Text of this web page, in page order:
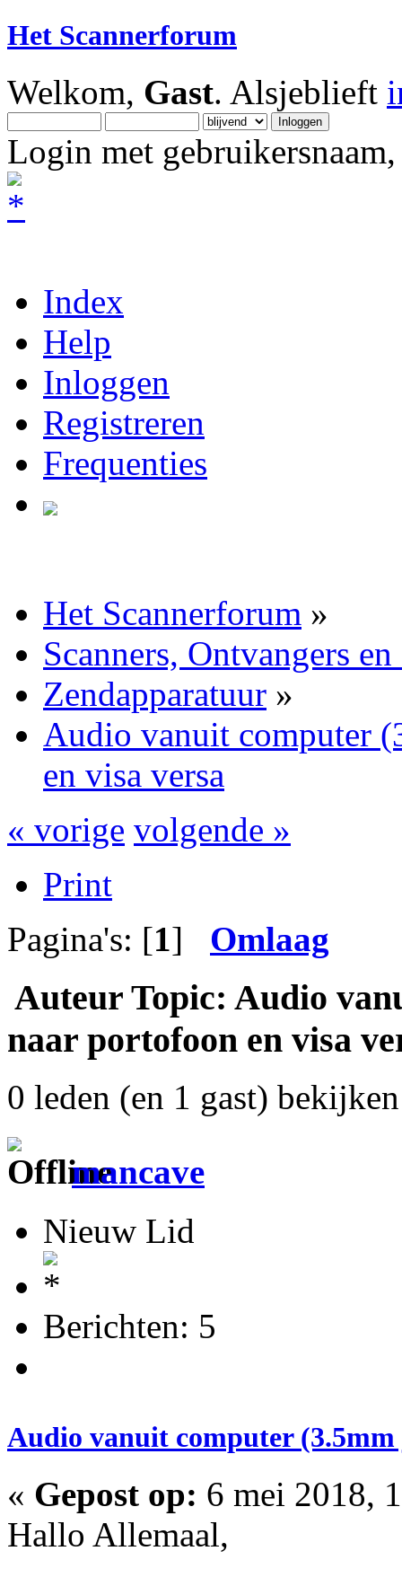
Het Scannerforum
Welkom, Gast. Alsjeblieft
Login met
Index
Help
Inloggen
Registreren
Frequenties
Het Scannerforum »
Scanners, Ontvangers
Zendapparatuur »
Audio vanuit computer
en visa versa
« vorige volgende »
Print
Pagina's: [1] Omlaag
Auteur Topic: Audio
naar portofoon en visa
0 leden (en 1 gast)
mancave
Nieuw Lid
Berichten: 5
Audio vanuit computer
« Gepost op: 6 mei 2018,
Hallo Allemaal,